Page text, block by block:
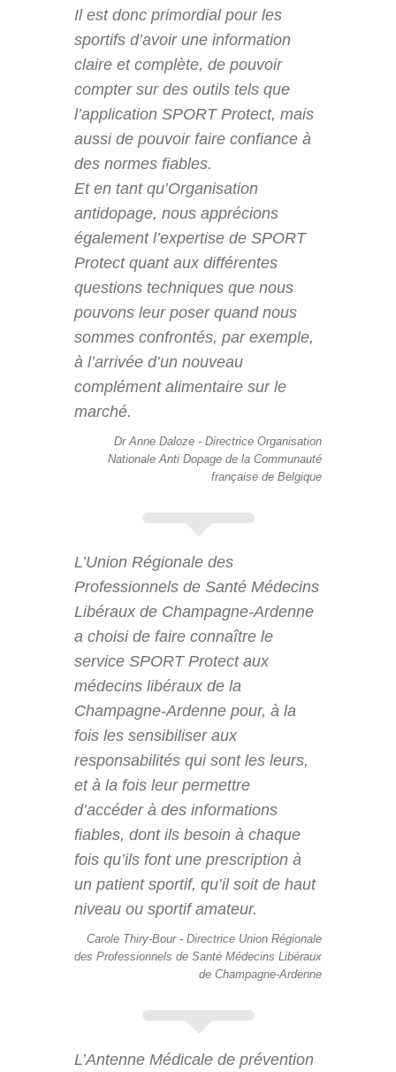
Il est donc primordial pour les
sportifs d’avoir une information
claire et complète, de pouvoir
compter sur des outils tels que
l’application SPORT Protect, mais
aussi de pouvoir faire confiance à
des normes fiables.
Et en tant qu’Organisation
antidopage, nous apprécions
également l’expertise de SPORT
Protect quant aux différentes
questions techniques que nous
pouvons leur poser quand nous
sommes confrontés, par exemple,
à l’arrivée d’un nouveau
complément alimentaire sur le
marché.
Dr Anne Daloze - Directrice Organisation
Nationale Anti Dopage de la Communauté
française de Belgique
L’Union Régionale des
Professionnels de Santé Médecins
Libéraux de Champagne-Ardenne
a choisi de faire connaître le
service SPORT Protect aux
médecins libéraux de la
Champagne-Ardenne pour, à la
fois les sensibiliser aux
responsabilités qui sont les leurs,
et à la fois leur permettre
d’accéder à des informations
fiables, dont ils besoin à chaque
fois qu’ils font une prescription à
un patient sportif, qu’il soit de haut
niveau ou sportif amateur.
Carole Thiry-Bour - Directrice Union Régionale
des Professionnels de Santé Médecins Libéraux
de Champagne-Ardenne
L’Antenne Médicale de prévention